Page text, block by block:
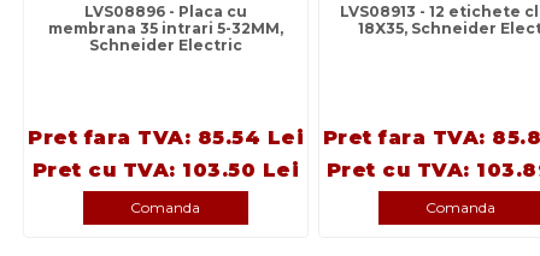
LVS08896 - Placa cu
membrana 35 intrari 5-32MM,
Schneider Electric
Pret fara TVA: 85.54 Lei
Pret cu TVA: 103.50 Lei
Comanda
LVS08913 - 12 etichete
18X35, Schneider
Pret fara TVA:
Pret cu TVA:
Comanda